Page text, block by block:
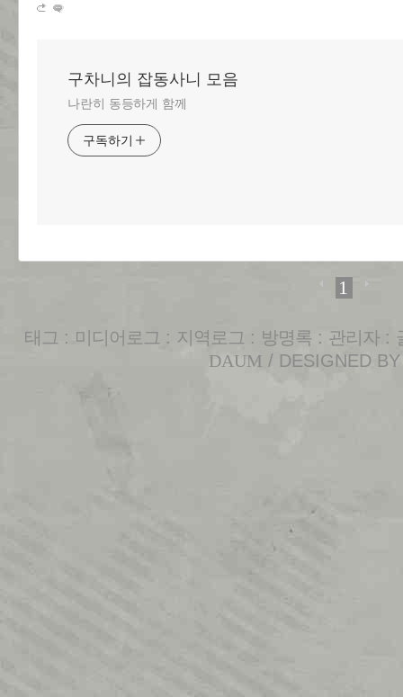
구차니의 잡동사니 모음
나란히 동등하게 함께
구독하기
1
태그 : 미디어로그 : 지역로그 : 방명록 : 관리자 :
DAUM / DESIGNED